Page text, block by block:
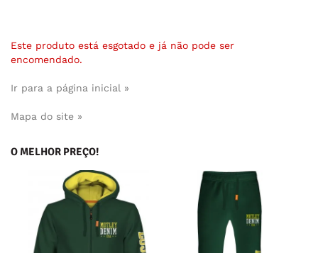
Este produto está esgotado e já não pode ser
encomendado.
Ir para a página inicial »
Mapa do site »
O MELHOR PREÇO!